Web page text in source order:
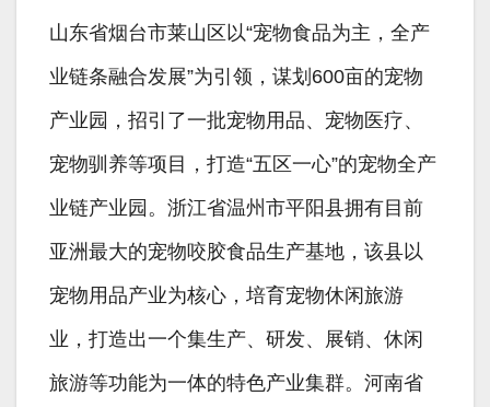
山东省烟台市莱山区以“宠物食品为主，全产
业链条融合发展”为引领，谋划600亩的宠物
产业园，招引了一批宠物用品、宠物医疗、
宠物驯养等项目，打造“五区一心”的宠物全产
业链产业园。浙江省温州市平阳县拥有目前
亚洲最大的宠物咬胶食品生产基地，该县以
宠物用品产业为核心，培育宠物休闲旅游
业，打造出一个集生产、研发、展销、休闲
旅游等功能为一体的特色产业集群。河南省